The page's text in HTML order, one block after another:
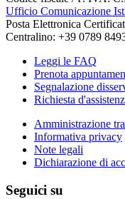
Ufficio Comunicazione
Posta Elettronica
Centralino: +39 0789
Leggi le FAQ
Prenota
Segnalazione
Richiesta
Amministrazione
Informativa privacy
Note legali
Dichiarazione di
Seguici su